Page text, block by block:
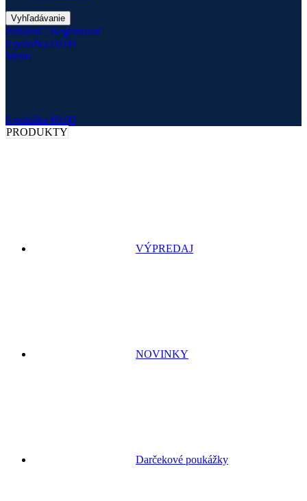
Vyhľadávanie
Prihlásiť / Registrovať
0 položka €0.00
Menu
0 položka €0.00
PRODUKTY
VÝPREDAJ
NOVINKY
Darčekové poukážky